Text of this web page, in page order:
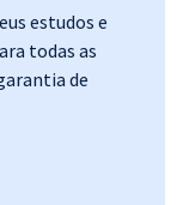
estudos e
todas as
de